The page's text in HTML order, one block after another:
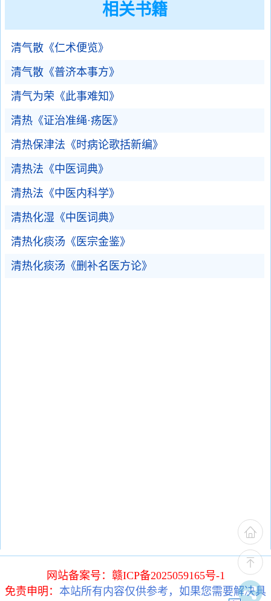
相关书籍
清气散《仁术便览》
清气散《普济本事方》
清气为荣《此事难知》
清热《证治准绳·疡医》
清热保津法《时病论歌括新编》
清热法《中医词典》
清热法《中医内科学》
清热化湿《中医词典》
清热化痰汤《医宗金鉴》
清热化痰汤《删补名医方论》
网站备案号：赣ICP备2025059165号-1
免责申明： 本站所有内容仅供参考，如果您需要解决具